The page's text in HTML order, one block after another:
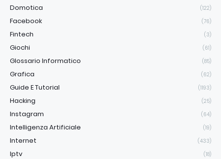
Domotica (122)
Facebook (76)
Fintech (3)
Giochi (61)
Glossario Informatico (85)
Grafica (62)
Guide E Tutorial (1193)
Hacking (25)
Instagram (64)
Intelligenza Artificiale (19)
Internet (433)
Iptv (18)